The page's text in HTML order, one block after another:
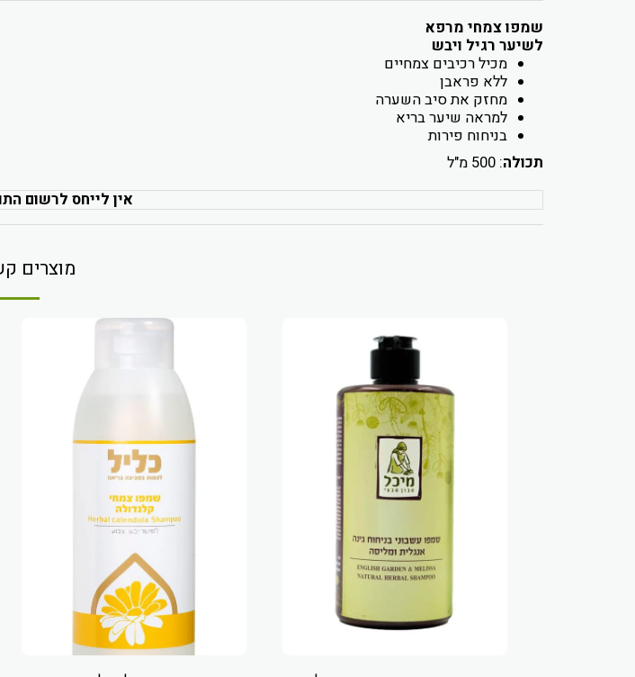
שמפו צמחי מרפא
לשיער רגיל ויבש
מכיל רכיבים צמחיים
ללא פראבן
מחזק את סיב השערה
למראה שיער בריא
בניחוח פירות
תכולה: 500 מ"ל
אין לייחס לרשום
מוצרים